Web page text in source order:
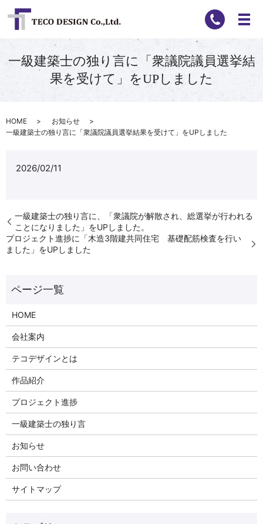
一級建築士の独り言に「衆議院議員選挙結
果を受けて」をUPしました
HOME
お知らせ
一級建築士の独り言に「衆議院議員選挙結果を受けて」をUPしました
2026/02/11
一級建築士の独り言に、「衆議院が解散され、総選挙が行われる
ことになりました」をUPしました。
プロジェクト進捗に「木造3階建共同住宅 基礎配筋検査を行い
ました」をUPしました
HOME
会社案内
テコデザインとは
作品紹介
プロジェクト進捗
一級建築士の独り言
お知らせ
お問い合わせ
サイトマップ